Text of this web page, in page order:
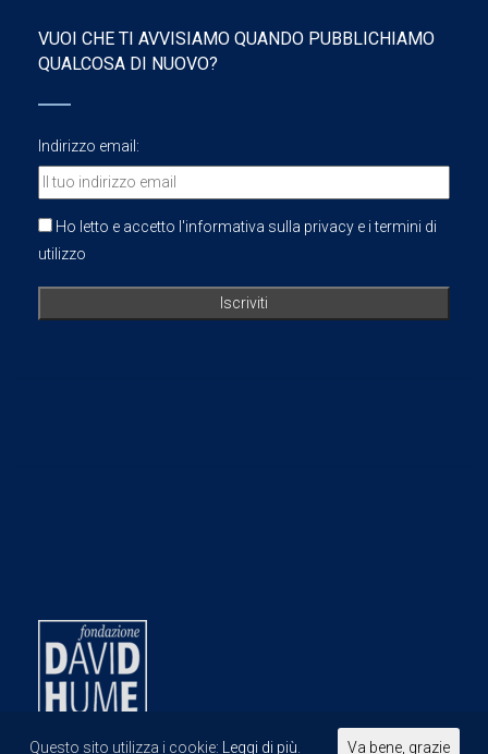
VUOI CHE TI AVVISIAMO QUANDO PUBBLICHIAMO
QUALCOSA DI NUOVO?
Indirizzo email:
Ho letto e accetto l'informativa sulla privacy e i termini di
utilizzo
Questo sito utilizza i cookie: Leggi di più. Va bene, grazie